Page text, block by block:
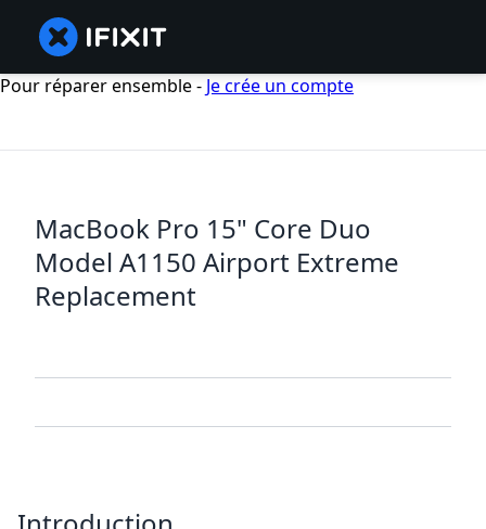
Pour réparer ensemble - Je crée un compte
MacBook Pro 15" Core Duo
Model A1150 Airport Extreme
Replacement